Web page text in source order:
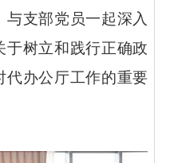
支部党员一起深入
于树立和践行正确政
代办公厅工作的重要